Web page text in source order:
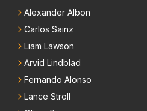
Alexander Albon
Carlos Sainz
Liam Lawson
Arvid Lindblad
Fernando Alonso
Lance Stroll